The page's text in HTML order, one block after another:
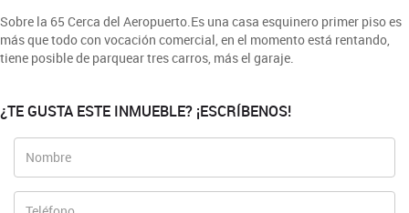
Sobre la 65 Cerca del Aeropuerto.Es una casa esquinero primer piso es
más que todo con vocación comercial, en el momento está rentando,
tiene posible de parquear tres carros, más el garaje.
¿TE GUSTA ESTE INMUEBLE? ¡ESCRÍBENOS!